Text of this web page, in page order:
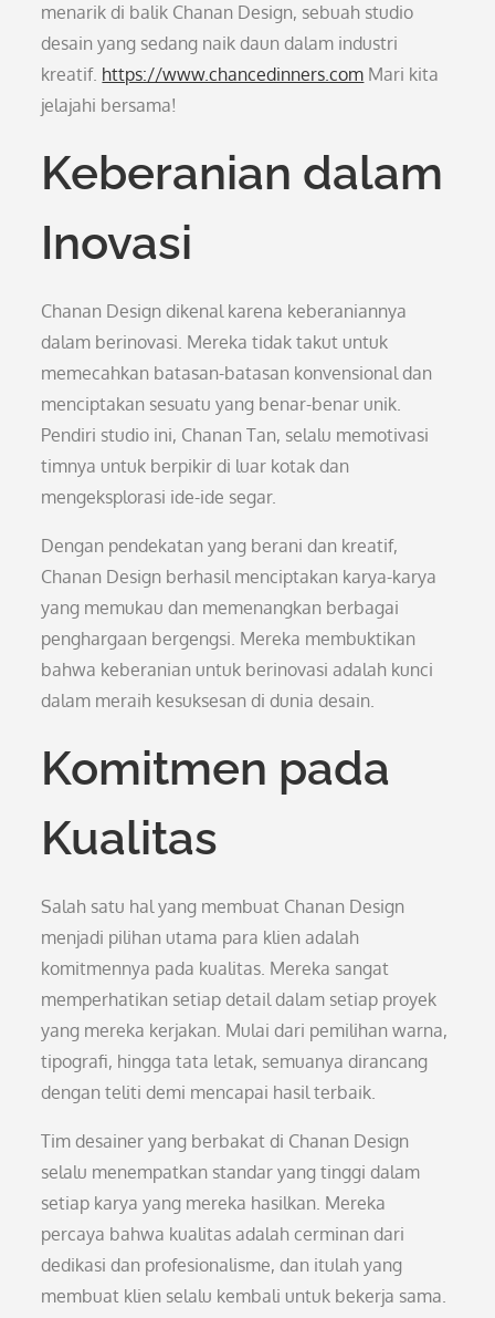
menarik di balik Chanan Design, sebuah studio
desain yang sedang naik daun dalam industri
kreatif. https://www.chancedinners.com Mari kita
jelajahi bersama!
Keberanian dalam
Inovasi
Chanan Design dikenal karena keberaniannya
dalam berinovasi. Mereka tidak takut untuk
memecahkan batasan-batasan konvensional dan
menciptakan sesuatu yang benar-benar unik.
Pendiri studio ini, Chanan Tan, selalu memotivasi
timnya untuk berpikir di luar kotak dan
mengeksplorasi ide-ide segar.
Dengan pendekatan yang berani dan kreatif,
Chanan Design berhasil menciptakan karya-karya
yang memukau dan memenangkan berbagai
penghargaan bergengsi. Mereka membuktikan
bahwa keberanian untuk berinovasi adalah kunci
dalam meraih kesuksesan di dunia desain.
Komitmen pada
Kualitas
Salah satu hal yang membuat Chanan Design
menjadi pilihan utama para klien adalah
komitmennya pada kualitas. Mereka sangat
memperhatikan setiap detail dalam setiap proyek
yang mereka kerjakan. Mulai dari pemilihan warna,
tipografi, hingga tata letak, semuanya dirancang
dengan teliti demi mencapai hasil terbaik.
Tim desainer yang berbakat di Chanan Design
selalu menempatkan standar yang tinggi dalam
setiap karya yang mereka hasilkan. Mereka
percaya bahwa kualitas adalah cerminan dari
dedikasi dan profesionalisme, dan itulah yang
membuat klien selalu kembali untuk bekerja sama.